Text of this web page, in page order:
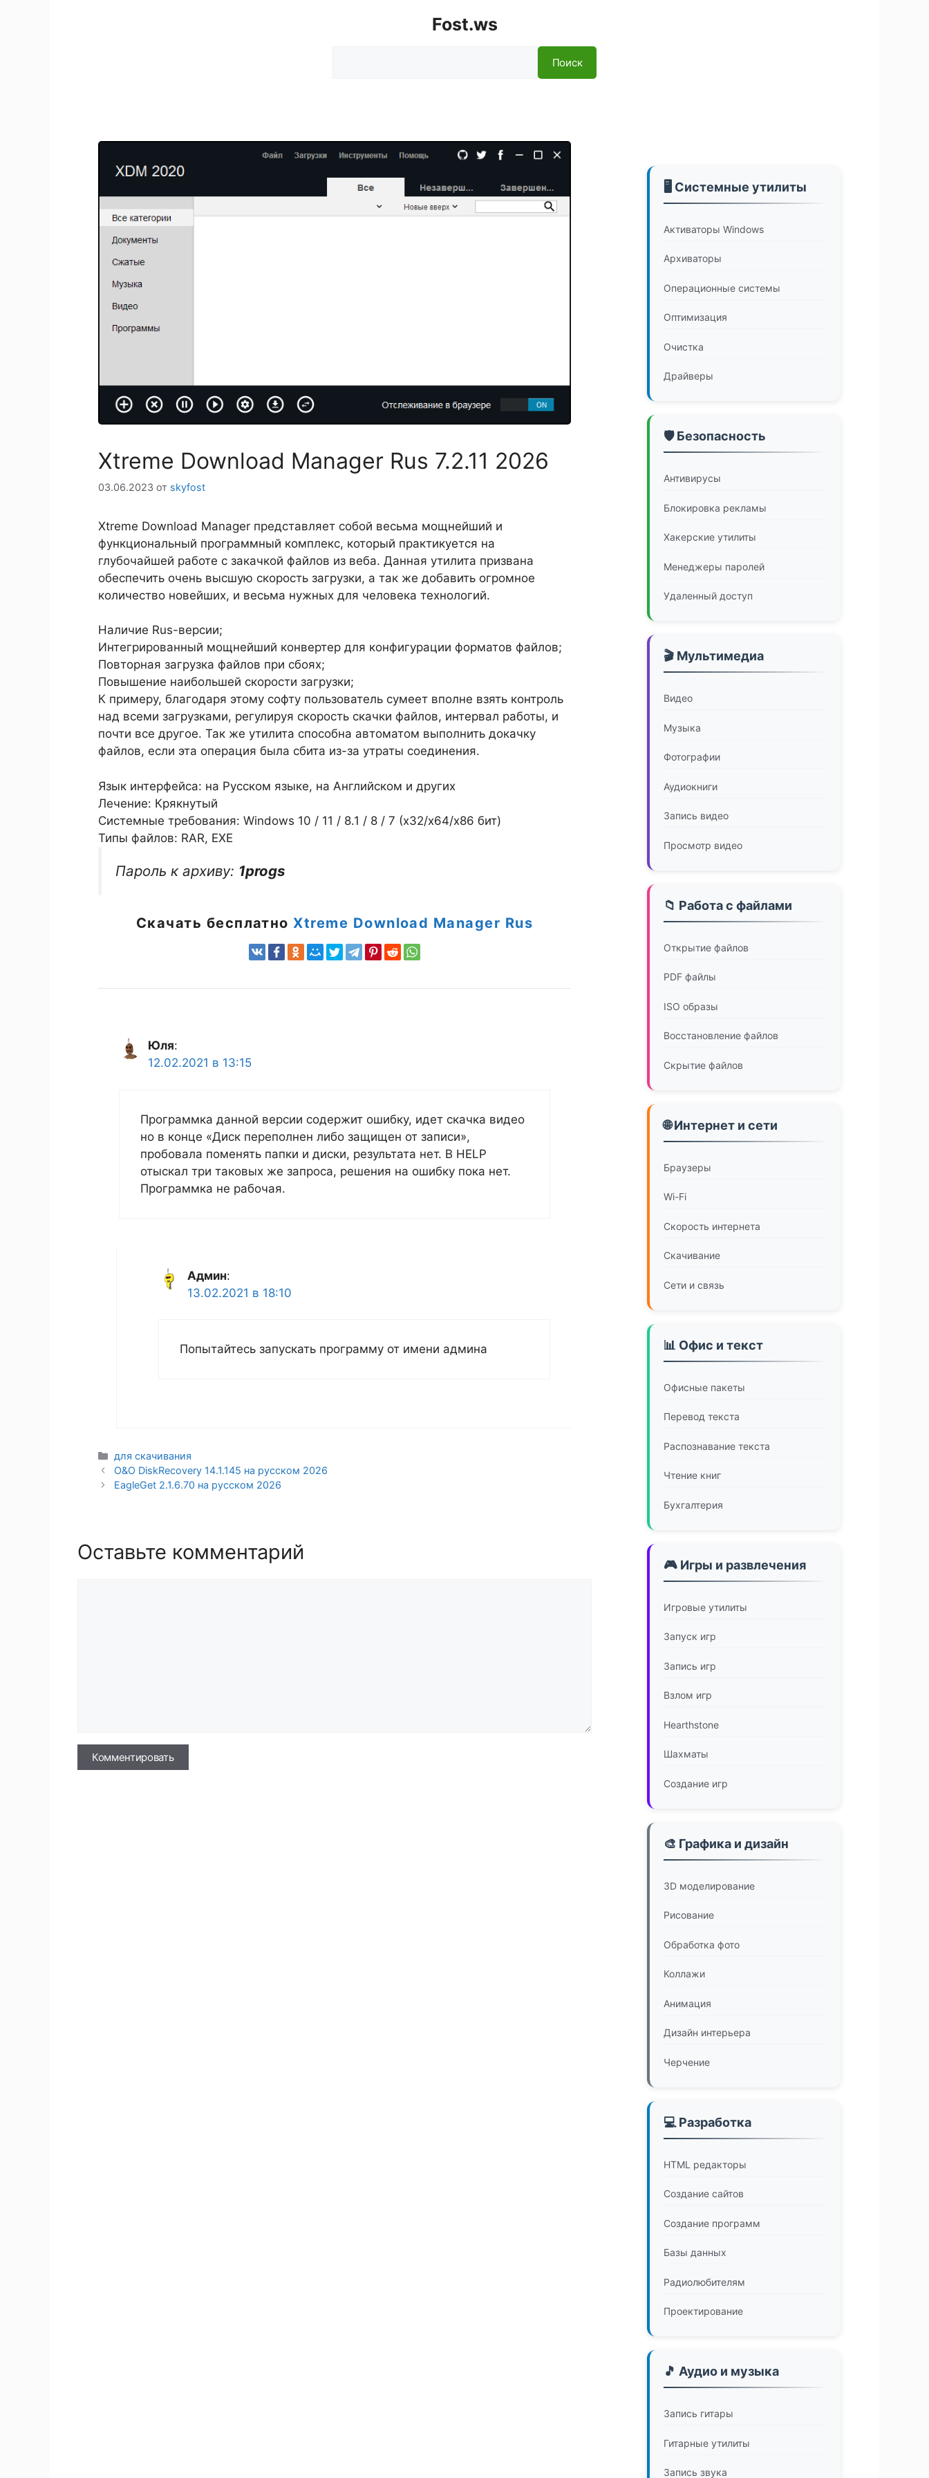
Fost.ws
Поиск
Xtreme Download Manager Rus 7.2.11 2026
03.06.2023 от skyfost
Xtreme Download Manager представляет собой весьма мощнейший и
функциональный программный комплекс, который практикуется на
глубочайшей работе с закачкой файлов из веба. Данная утилита призвана
обеспечить очень высшую скорость загрузки, а так же добавить огромное
количество новейших, и весьма нужных для человека технологий.
Наличие Rus-версии;
Интегрированный мощнейший конвертер для конфигурации форматов файлов;
Повторная загрузка файлов при сбоях;
Повышение наибольшей скорости загрузки;
К примеру, благодаря этому софту пользователь сумеет вполне взять контроль
над всеми загрузками, регулируя скорость скачки файлов, интервал работы, и
почти все другое. Так же утилита способна автоматом выполнить докачку
файлов, если эта операция была сбита из-за утраты соединения.
Язык интерфейса: на Русском языке, на Английском и других
Лечение: Крякнутый
Системные требования: Windows 10 / 11 / 8.1 / 8 / 7 (х32/x64/x86 бит)
Типы файлов: RAR, EXE
Пароль к архиву: 1progs
Скачать бесплатноXtreme Download Manager Rus
Юля:
12.02.2021 в 13:15
Программка данной версии содержит ошибку, идет скачка видео
но в конце «Диск переполнен либо защищен от записи»,
пробовала поменять папки и диски, результата нет. В HELP
отыскал три таковых же запроса, решения на ошибку пока нет.
Программка не рабочая.
Админ:
13.02.2021 в 18:10
Попытайтесь запускать программу от имени админа
Рубрики
для скачивания
O&O DiskRecovery 14.1.145 на русском 2026
EagleGet 2.1.6.70 на русском 2026
Оставьте комментарий
Имя
🖥️ Системные утилиты
Активаторы Windows
Архиваторы
Операционные системы
Оптимизация
Очистка
Драйверы
🛡️ Безопасность
Антивирусы
Блокировка рекламы
Хакерские утилиты
Менеджеры паролей
Удаленный доступ
🎬 Мультимедиа
Видео
Музыка
Фотографии
Аудиокниги
Запись видео
Просмотр видео
📁 Работа с файлами
Открытие файлов
PDF файлы
ISO образы
Восстановление файлов
Скрытие файлов
🌐 Интернет и сети
Браузеры
Wi-Fi
Скорость интернета
Скачивание
Сети и связь
📊 Офис и текст
Офисные пакеты
Перевод текста
Распознавание текста
Чтение книг
Бухгалтерия
🎮 Игры и развлечения
Игровые утилиты
Запуск игр
Запись игр
Взлом игр
Hearthstone
Шахматы
Создание игр
🎨 Графика и дизайн
3D моделирование
Рисование
Обработка фото
Коллажи
Анимация
Дизайн интерьера
Черчение
💻 Разработка
HTML редакторы
Создание сайтов
Создание программ
Базы данных
Радиолюбителям
Проектирование
🎵 Аудио и музыка
Запись гитары
Гитарные утилиты
Запись звука